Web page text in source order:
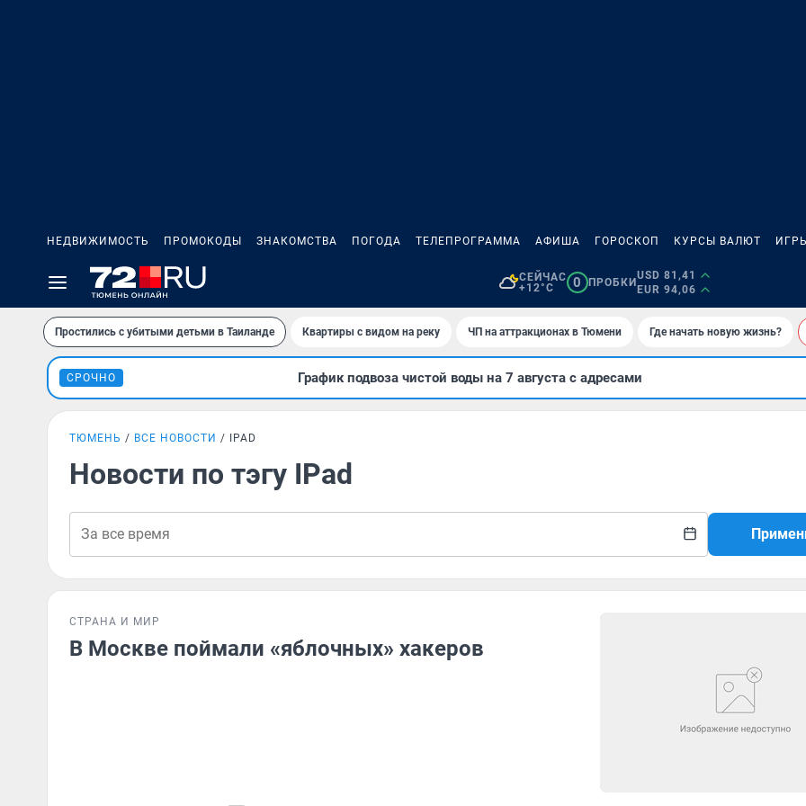
НЕДВИЖИМОСТЬ ПРОМОКОДЫ ЗНАКОМСТВА ПОГОДА ТЕЛЕПРОГРАММА АФИША ГОРОСКОП КУРСЫ ВАЛЮТ
СЕЙЧАС
+12°C
0 ПРОБКИ
USD 81,41
EUR 94,06
Простились с убитыми детьми в Таиланде Квартиры с видом на реку ЧП на аттракционах в Тюмени Где начать новую жизнь?
СРОЧНО График подвоза чистой воды на 7 августа с адресами
ТЮМЕНЬ ВСЕ НОВОСТИ IPAD
Новости по тэгу IPad
СТРАНА И МИР
В Москве поймали «яблочных» хакеров